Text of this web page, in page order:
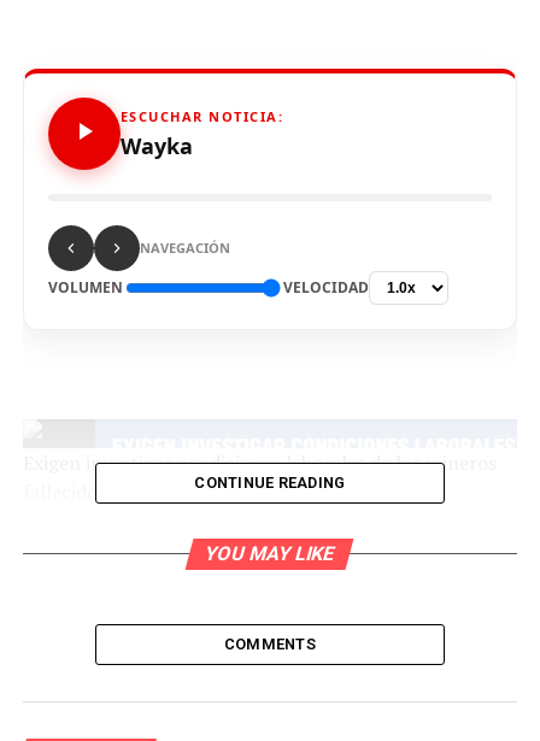
ESCUCHAR NOTICIA:
Wayka
NAVEGACIÓN
VOLUMEN VELOCIDAD
Exigen investigar condiciones laborales de los mineros
fallecidos en Arequipa
La Resistencia ataca a IDL por fakenews de Willax (sí,
CONTINUE READING
YOU MAY LIKE
COMMENTS